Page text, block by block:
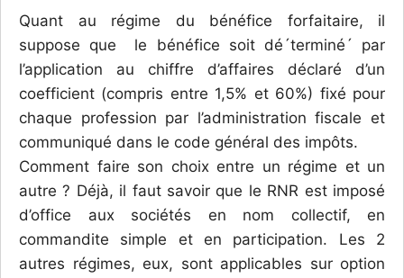
Quant au régime du bénéfice forfaitaire, il
suppose que le bénéfice soit dé´terminé´ par
l’application au chiffre d’affaires déclaré d’un
coefficient (compris entre 1,5% et 60%) fixé pour
chaque profession par l’administration fiscale et
communiqué dans le code général des impôts.
Comment faire son choix entre un régime et un
autre ? Déjà, il faut savoir que le RNR est imposé
d’office aux sociétés en nom collectif, en
commandite simple et en participation. Les 2
autres régimes, eux, sont applicables sur option